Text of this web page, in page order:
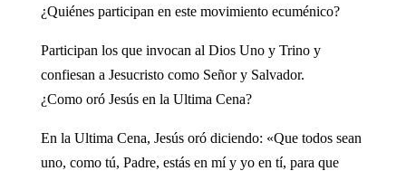
¿Quiénes participan en este movimiento ecuménico?
Participan los que invocan al Dios Uno y Trino y
confiesan a Jesucristo como Señor y Salvador.
¿Como oró Jesús en la Ultima Cena?
En la Ultima Cena, Jesús oró diciendo: «Que todos sean
uno, como tú, Padre, estás en mí y yo en tí, para que